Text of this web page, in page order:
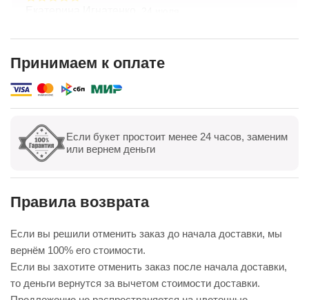
Хорошая ценовая политика. Отличная доставка!
Показать все Оставить отзыв
Принимаем к оплате
Если букет простоит менее 24 часов, заменим
или вернем деньги
Правила возврата
Если вы решили отменить заказ до начала доставки, мы
вернём 100% его стоимости.
Если вы захотите отменить заказ после начала доставки,
то деньги вернутся за вычетом стоимости доставки.